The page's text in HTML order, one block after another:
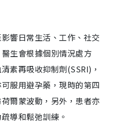
響日常生活、工作、社交
生會根據個別情況處方
素再吸收抑制劑(SSRI)，
服用避孕藥，現時的第四
爾蒙波動，另外，患者亦
導和鬆弛訓練。